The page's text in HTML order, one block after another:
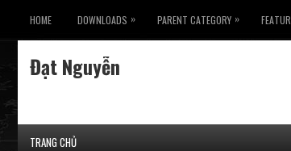
HOME DOWNLOADS » PARENT CATEGORY »
Đạt Nguyễn
TRANG CHỦ